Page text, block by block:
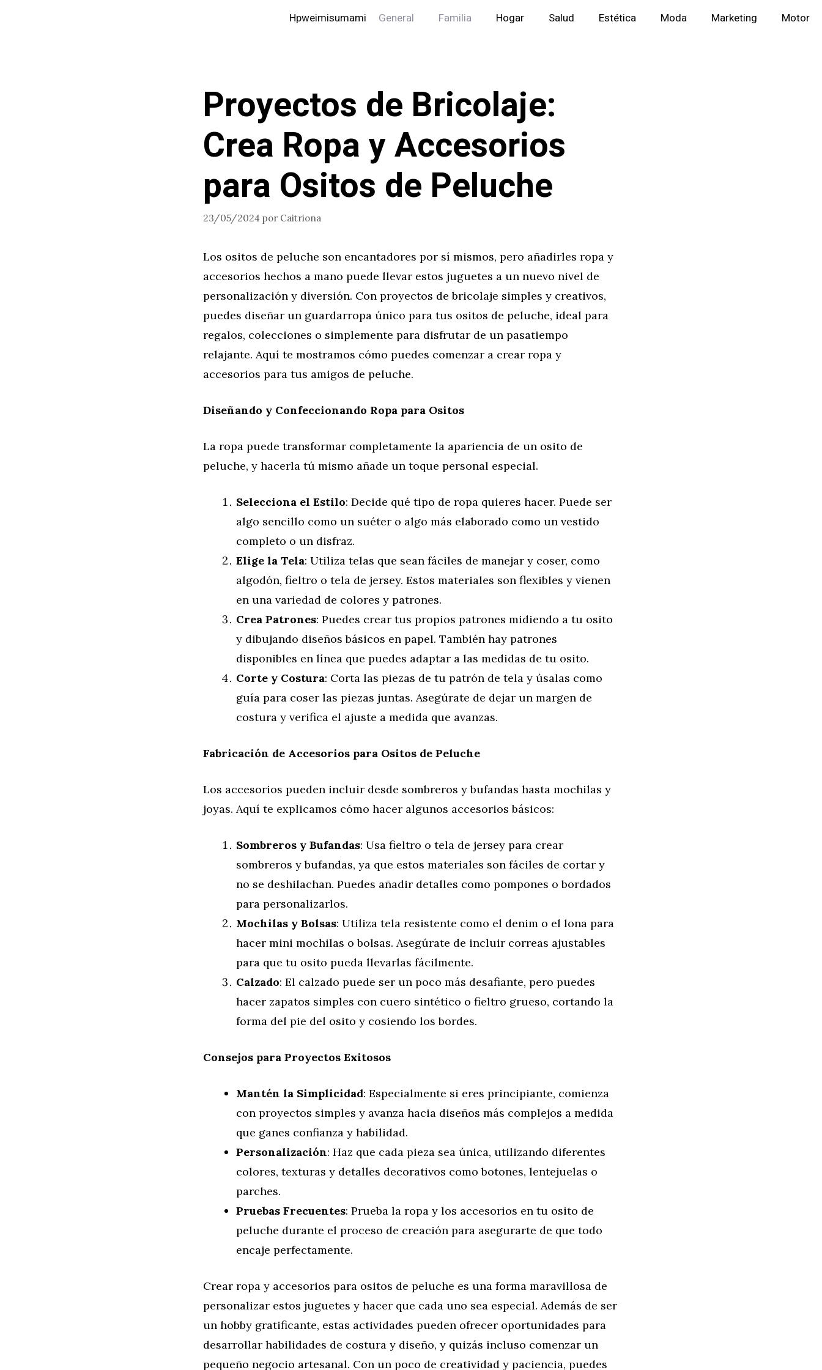
Hpweimisumami General Familia Hogar Salud Estética Moda Marketing Motor
Proyectos de Bricolaje:
Crea Ropa y Accesorios
para Ositos de Peluche
23/05/2024 por Caitriona
Los ositos de peluche son encantadores por sí mismos, pero añadirles ropa y
accesorios hechos a mano puede llevar estos juguetes a un nuevo nivel de
personalización y diversión. Con proyectos de bricolaje simples y creativos,
puedes diseñar un guardarropa único para tus ositos de peluche, ideal para
regalos, colecciones o simplemente para disfrutar de un pasatiempo
relajante. Aquí te mostramos cómo puedes comenzar a crear ropa y
accesorios para tus amigos de peluche.
Diseñando y Confeccionando Ropa para Ositos
La ropa puede transformar completamente la apariencia de un osito de
peluche, y hacerla tú mismo añade un toque personal especial.
Selecciona el Estilo: Decide qué tipo de ropa quieres hacer. Puede ser
algo sencillo como un suéter o algo más elaborado como un vestido
completo o un disfraz.
Elige la Tela: Utiliza telas que sean fáciles de manejar y coser, como
algodón, fieltro o tela de jersey. Estos materiales son flexibles y vienen
en una variedad de colores y patrones.
Crea Patrones: Puedes crear tus propios patrones midiendo a tu osito
y dibujando diseños básicos en papel. También hay patrones
disponibles en línea que puedes adaptar a las medidas de tu osito.
Corte y Costura: Corta las piezas de tu patrón de tela y úsalas como
guía para coser las piezas juntas. Asegúrate de dejar un margen de
costura y verifica el ajuste a medida que avanzas.
Fabricación de Accesorios para Ositos de Peluche
Los accesorios pueden incluir desde sombreros y bufandas hasta mochilas y
joyas. Aquí te explicamos cómo hacer algunos accesorios básicos:
Sombreros y Bufandas: Usa fieltro o tela de jersey para crear
sombreros y bufandas, ya que estos materiales son fáciles de cortar y
no se deshilachan. Puedes añadir detalles como pompones o bordados
para personalizarlos.
Mochilas y Bolsas: Utiliza tela resistente como el denim o el lona para
hacer mini mochilas o bolsas. Asegúrate de incluir correas ajustables
para que tu osito pueda llevarlas fácilmente.
Calzado: El calzado puede ser un poco más desafiante, pero puedes
hacer zapatos simples con cuero sintético o fieltro grueso, cortando la
forma del pie del osito y cosiendo los bordes.
Consejos para Proyectos Exitosos
Mantén la Simplicidad: Especialmente si eres principiante, comienza
con proyectos simples y avanza hacia diseños más complejos a medida
que ganes confianza y habilidad.
Personalización: Haz que cada pieza sea única, utilizando diferentes
colores, texturas y detalles decorativos como botones, lentejuelas o
parches.
Pruebas Frecuentes: Prueba la ropa y los accesorios en tu osito de
peluche durante el proceso de creación para asegurarte de que todo
encaje perfectamente.
Crear ropa y accesorios para ositos de peluche es una forma maravillosa de
personalizar estos juguetes y hacer que cada uno sea especial. Además de ser
un hobby gratificante, estas actividades pueden ofrecer oportunidades para
desarrollar habilidades de costura y diseño, y quizás incluso comenzar un
pequeño negocio artesanal. Con un poco de creatividad y paciencia, puedes